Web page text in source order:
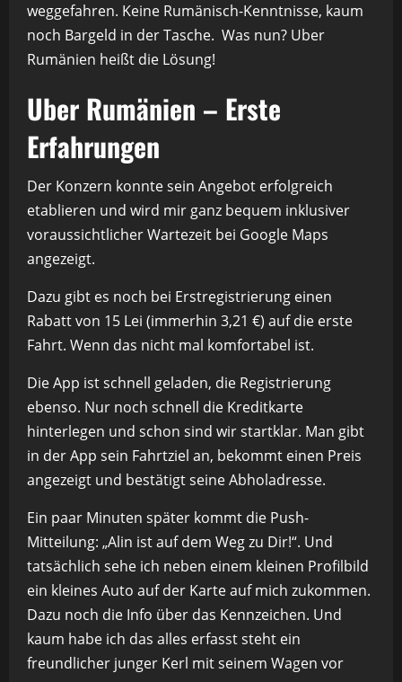
weggefahren. Keine Rumänisch-Kenntnisse, kaum
noch Bargeld in der Tasche. Was nun? Uber
Rumänien heißt die Lösung!
Uber Rumänien – Erste
Erfahrungen
Der Konzern konnte sein Angebot erfolgreich
etablieren und wird mir ganz bequem inklusiver
voraussichtlicher Wartezeit bei Google Maps
angezeigt.
Dazu gibt es noch bei Erstregistrierung einen
Rabatt von 15 Lei (immerhin 3,21 €) auf die erste
Fahrt. Wenn das nicht mal komfortabel ist.
Die App ist schnell geladen, die Registrierung
ebenso. Nur noch schnell die Kreditkarte
hinterlegen und schon sind wir startklar. Man gibt
in der App sein Fahrtziel an, bekommt einen Preis
angezeigt und bestätigt seine Abholadresse.
Ein paar Minuten später kommt die Push-
Mitteilung: „Alin ist auf dem Weg zu Dir!“. Und
tatsächlich sehe ich neben einem kleinen Profilbild
ein kleines Auto auf der Karte auf mich zukommen.
Dazu noch die Info über das Kennzeichen. Und
kaum habe ich das alles erfasst steht ein
freundlicher junger Kerl mit seinem Wagen vor